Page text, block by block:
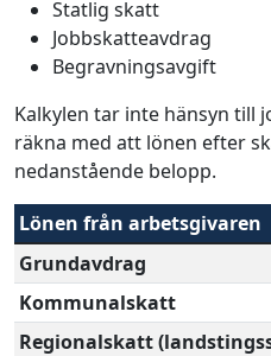
Statlig skatt
Jobbskatteavdrag
Begravningsavgift
Kalkylen tar inte hänsyn till
räkna med att lönen efter
nedanstående belopp.
Lönen från arbetsgivaren
Grundavdrag
Kommunalskatt
Regionalskatt